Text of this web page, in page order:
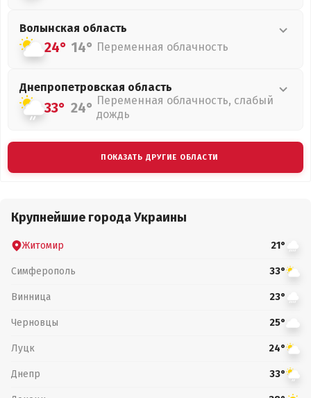
Волынская область
24° 14° Переменная облачность
Днепропетровская область
33° 24° Переменная облачность, слабый
дождь
ПОКАЗАТЬ ДРУГИЕ ОБЛАСТИ
Крупнейшие города Украины
Житомир 21°
Симферополь 33°
Винница 23°
Черновцы 25°
Луцк 24°
Днепр 33°